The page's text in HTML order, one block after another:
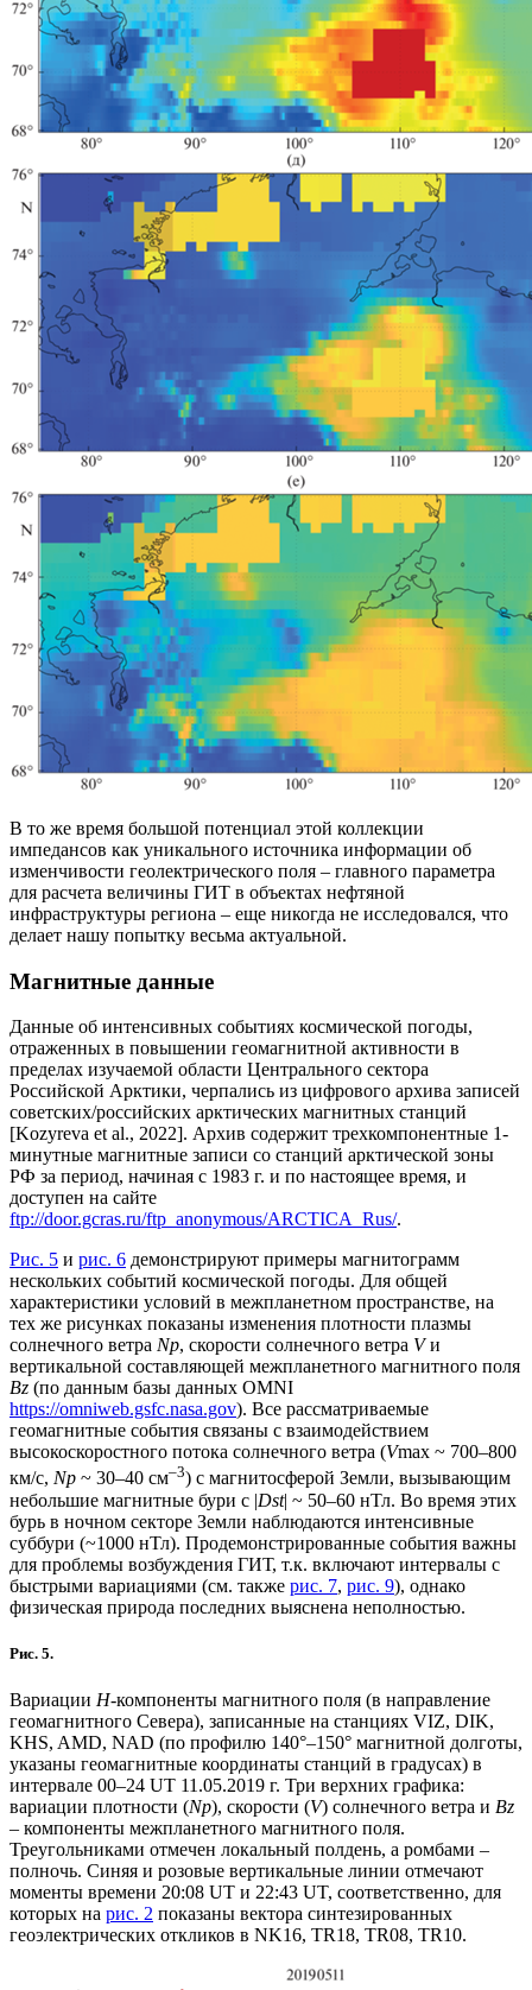
В то же время большой потенциал этой коллекции
импедансов как уникального источника информации об
изменчивости геолектрического поля – главного параметра
для расчета величины ГИТ в объектах нефтяной
инфраструктуры региона – еще никогда не исследовался, что
делает нашу попытку весьма актуальной.
Магнитные данные
Данные об интенсивных событиях космической погоды,
отраженных в повышении геомагнитной активности в
пределах изучаемой области Центрального сектора
Российской Арктики, черпались из цифрового архива записей
советских/российских арктических магнитных станций
[Kozyreva et al., 2022]. Архив содержит трехкомпонентные 1-
минутные магнитные записи со станций арктической зоны
РФ за период, начиная с 1983 г. и по настоящее время, и
доступен на сайте
ftp://door.gcras.ru/ftp_anonymous/ARCTICA_Rus/.
Рис. 5 и рис. 6 демонстрируют примеры магнитограмм
нескольких событий космической погоды. Для общей
характеристики условий в межпланетном пространстве, на
тех же рисунках показаны изменения плотности плазмы
солнечного ветра Np, скорости солнечного ветра Vи
вертикальной составляющей межпланетного магнитного поля
Bz (по данным базы данных OMNI
https://omniweb.gsfc.nasa.gov). Все рассматриваемые
геомагнитные события связаны с взаимодействием
высокоскоростного потока солнечного ветра (Vmax ~ 700–800
км/с, Np ~ 30–40 см–3) с магнитосферой Земли, вызывающим
небольшие магнитные бури с |Dst| ~ 50–60 нТл. Во время этих
бурь в ночном секторе Земли наблюдаются интенсивные
суббури (~1000 нТл). Продемонстрированные события важны
для проблемы возбуждения ГИТ, т.к. включают интервалы с
быстрыми вариациями (см. также рис. 7, рис. 9), однако
физическая природа последних выяснена неполностью.
Рис. 5.
Вариации Н-компоненты магнитного поля (в направление
геомагнитного Севера), записанные на станциях VIZ, DIK,
KHS, AMD, NAD (по профилю 140°–150° магнитной долготы,
указаны геомагнитные координаты станций в градусах) в
интервале 00–24 UT 11.05.2019 г. Три верхних графика:
вариации плотности (Np), скорости (V) солнечного ветра и Вz
– компоненты межпланетного магнитного поля.
Треугольниками отмечен локальный полдень, а ромбами –
полночь. Синяя и розовые вертикальные линии отмечают
моменты времени 20:08 UT и 22:43 UT, соответственно, для
которых на рис. 2 показаны вектора синтезированных
геоэлектрических откликов в NK16, TR18, TR08, TR10.